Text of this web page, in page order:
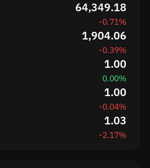
64,349.18
-0.71%
1,904.06
-0.39%
1.00
0.00%
1.00
-0.04%
1.03
-2.17%